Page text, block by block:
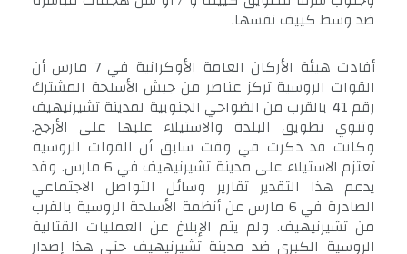
ضد وسط كييف نفسها.
أفادت هيئة الأركان العامة الأوكرانية في 7 مارس أن
القوات الروسية تركز عناصر من جيش الأسلحة المشترك
رقم 41 بالقرب من الضواحي الجنوبية لمدينة تشيرنيهيف
وتنوي تطويق البلدة والاستيلاء عليها على الأرجح.
وكانت قد ذكرت في وقت سابق أن القوات الروسية
تعتزم الاستيلاء على مدينة تشيرنيهيف في 6 مارس. وقد
يدعم هذا التقدير تقارير وسائل التواصل الاجتماعي
الصادرة في 6 مارس عن أنظمة الأسلحة الروسية بالقرب
من تشيرنيهيف. ولم يتم الإبلاغ عن العمليات القتالية
الروسية الكبرى ضد مدينة تشيرنيهيف حتى هذا إصدار